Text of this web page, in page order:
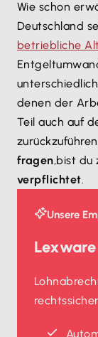
Wie schon
Deutschland
betriebliche
denen der
Teil auch auf
fragen,bist du
verpflichtet.
Unsere
rechtssicher